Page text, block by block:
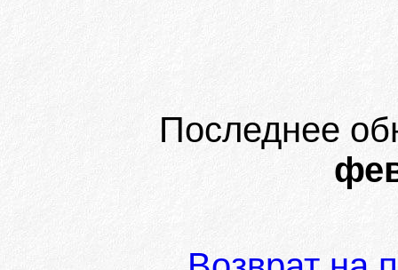
Последнее